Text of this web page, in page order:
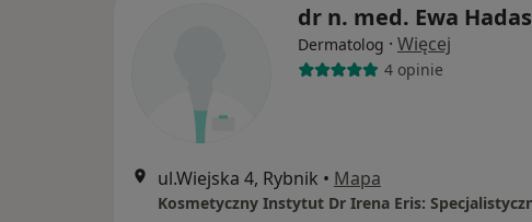
dr n. med. Ewa Hadas
Dermatolog · Więcej
4 opinie
ul.Wiejska 4, Rybnik • Mapa